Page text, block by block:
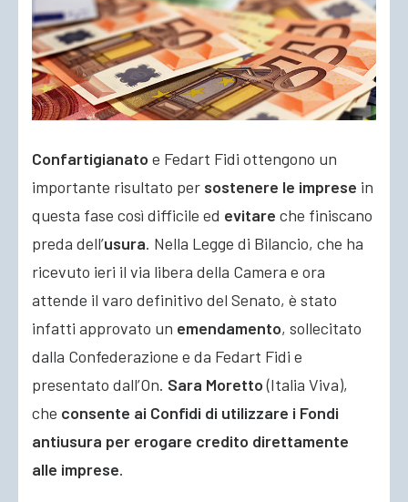
Confartigianato e Fedart Fidi ottengono un
importante risultato per sostenere le imprese in
questa fase così difficile ed evitare che finiscano
preda dell’usura. Nella Legge di Bilancio, che ha
ricevuto ieri il via libera della Camera e ora
attende il varo definitivo del Senato, è stato
infatti approvato un emendamento, sollecitato
dalla Confederazione e da Fedart Fidi e
presentato dall’On. Sara Moretto(Italia Viva),
che consente ai Confidi di utilizzare i Fondi
antiusura per erogare credito direttamente
alle imprese.